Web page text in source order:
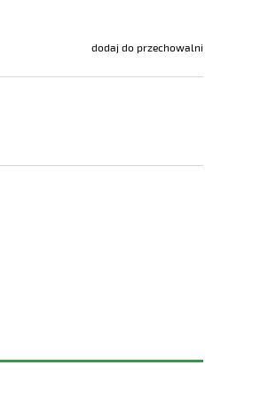
dodaj do przechowalni